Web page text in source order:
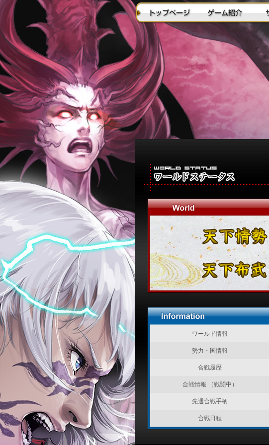
ワールド情報
勢力・国情報
合戦履歴
合戦情報 （戦闘中）
先週合戦手柄
合戦日程